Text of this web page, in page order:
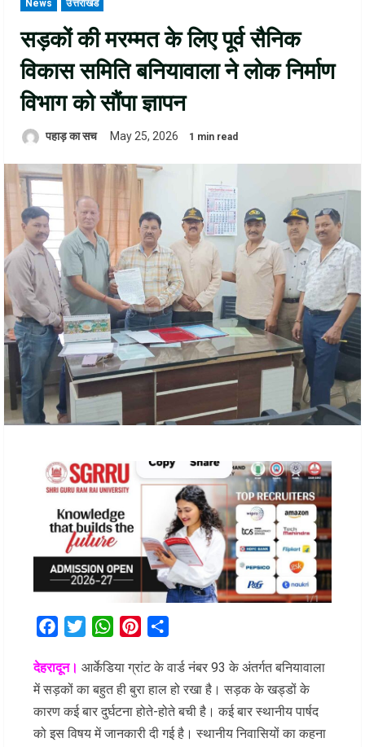
News उत्तराखंड
सड़कों की मरम्मत के लिए पूर्व सैनिक
विकास समिति बनियावाला ने लोक निर्माण
विभाग को सौंपा ज्ञापन
पहाड़ का सच May 25, 2026 1 min read
FacebookTwitterWhatsAppPinterest
देहरादून। आर्केडिया ग्रांट के वार्ड नंबर 93 के अंतर्गत बनियावाला
में सड़कों का बहुत ही बुरा हाल हो रखा है। सड़क के खड्डों के
कारण कई बार दुर्घटना होते-होते बची है। कई बार स्थानीय पार्षद
को इस विषय में जानकारी दी गई है। स्थानीय निवासियों का कहना